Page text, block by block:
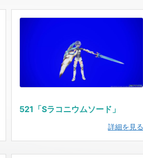
521「Sラコニウムソード」
詳細を見る